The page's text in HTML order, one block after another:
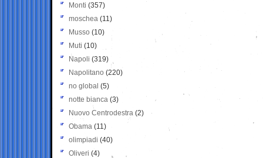
Monti (357)
moschea (11)
Musso (10)
Muti (10)
Napoli (319)
Napolitano (220)
no global (5)
notte bianca (3)
Nuovo Centrodestra (2)
Obama (11)
olimpiadi (40)
Oliveri (4)